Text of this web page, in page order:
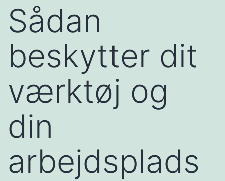
Sådan
beskytter dit
værktøj og
din
arbejdsplads